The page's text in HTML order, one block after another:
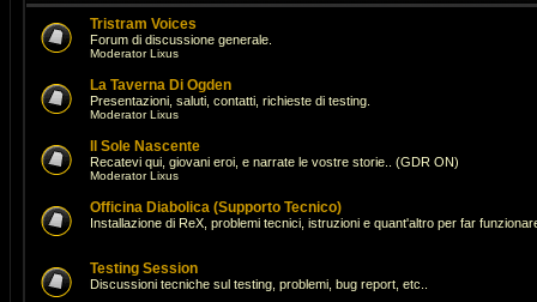
Tristram Voices
Forum di discussione generale.
ModeratorLixus
La Taverna Di Ogden
Presentazioni, saluti, contatti, richieste di testing.
ModeratorLixus
Il Sole Nascente
Recatevi qui, giovani eroi, e narrate le vostre storie.. (GDR ON)
ModeratorLixus
Officina Diabolica (Supporto Tecnico)
Installazione di ReX, problemi tecnici, istruzioni e quant'altro per far
Testing Session
Discussioni tecniche sul testing, problemi, bug report, etc..